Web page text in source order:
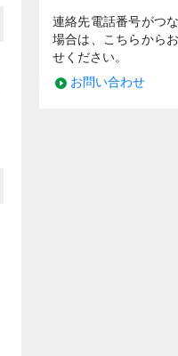
連絡先電話番号がつ
場合は、こちらから
せください。
お問い合わせ